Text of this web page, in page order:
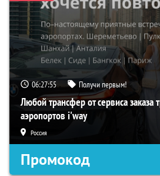
06:27:54 Получи первым!
Любой трансфер от сервиса заказа
аэропортов i'way
Россия
Промокод